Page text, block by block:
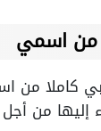
من اسمي
من
إليها من